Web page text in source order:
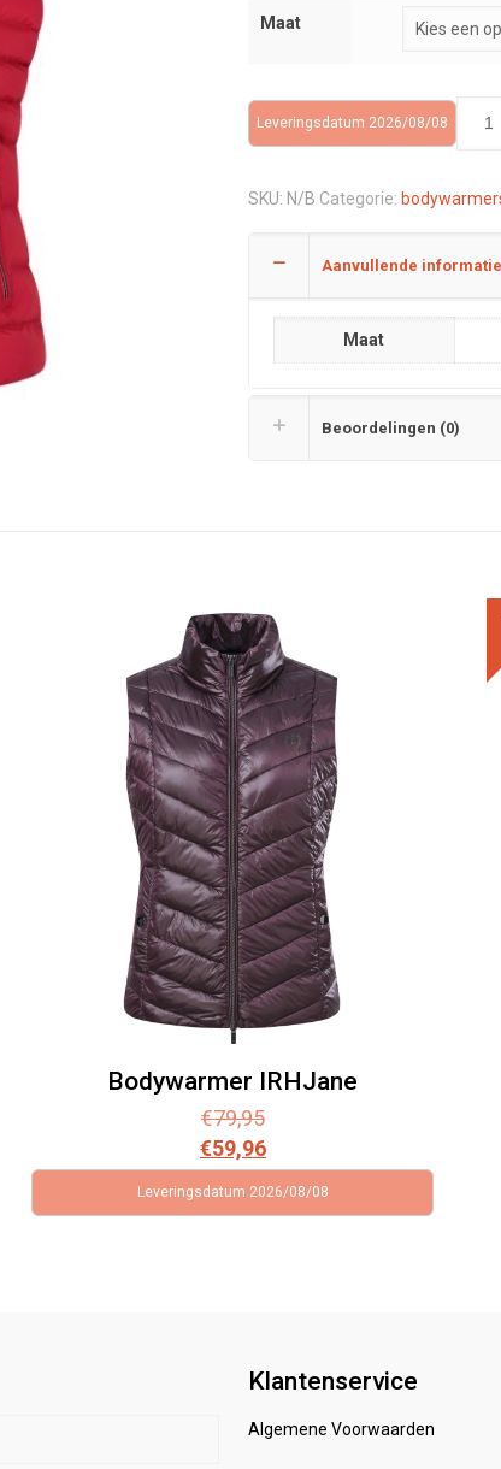
Maat
Leveringsdatum 2026/08/08
SKU: N/B Categorie:
Aanvullende informatie
Maat
Beoordelingen (0)
Bodywarmer IRHJane
€79,95
€59,96
Leveringsdatum 2026/08/08
Klantenservice
Algemene Voorwaarden